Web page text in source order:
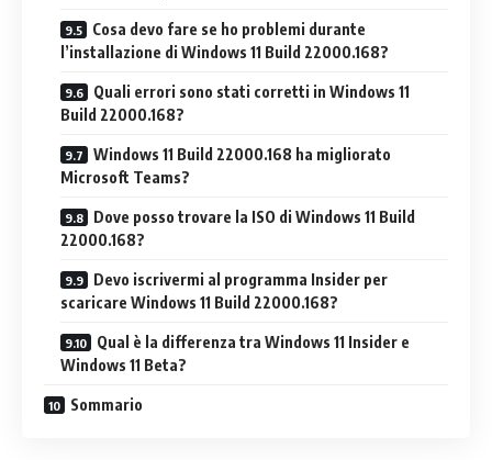
Cosa devo fare se ho problemi durante
l’installazione di Windows 11 Build 22000.168?
Quali errori sono stati corretti in Windows 11
Build 22000.168?
Windows 11 Build 22000.168 ha migliorato
Microsoft Teams?
Dove posso trovare la ISO di Windows 11 Build
22000.168?
Devo iscrivermi al programma Insider per
scaricare Windows 11 Build 22000.168?
Qual è la differenza tra Windows 11 Insider e
Windows 11 Beta?
Sommario